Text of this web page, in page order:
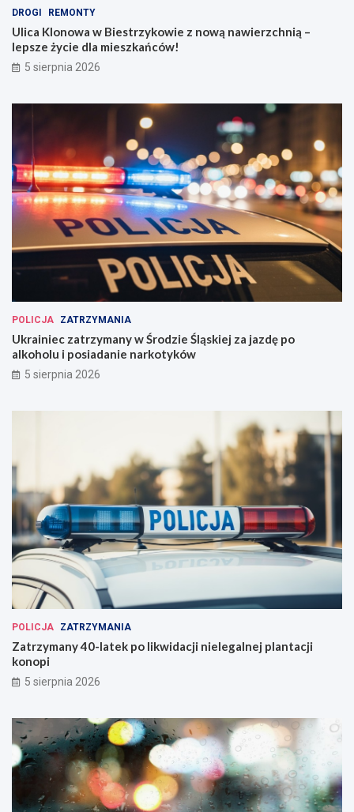
DROGI REMONTY
Ulica Klonowa w Biestrzykowie z nową nawierzchnią –
lepsze życie dla mieszkańców!
5 sierpnia 2026
POLICJA ZATRZYMANIA
Ukrainiec zatrzymany w Środzie Śląskiej za jazdę po
alkoholu i posiadanie narkotyków
5 sierpnia 2026
POLICJA ZATRZYMANIA
Zatrzymany 40-latek po likwidacji nielegalnej plantacji
konopi
5 sierpnia 2026